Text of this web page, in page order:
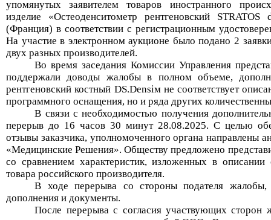
упомянутых заявителем товаров иностранного
изделие «Остеоденситометр рентгеновский STRATOS
(Франция) в соответствии с регистрационным
На участие в электронном аукционе было подано 2
двух разных производителей.
Во время заседания Комиссии Управления
поддержали доводы жалобы в полном объеме,
рентгеновский костный DS.Densiм не соответствует
программного оснащения, но и ряда других
В связи с необходимостью получения
перерыв до 16 часов30 минут28.08.2025. С целью
отзывы заказчика, уполномоченного органа направлены
«Медицинские Решения».Обществу предложено
со сравнением характеристик, изложенных в описании
товара российского производителя.
В ходе перерыва со стороны подателя жалобы,
дополнения и документы.
После перерывас согласия участвующих сторон